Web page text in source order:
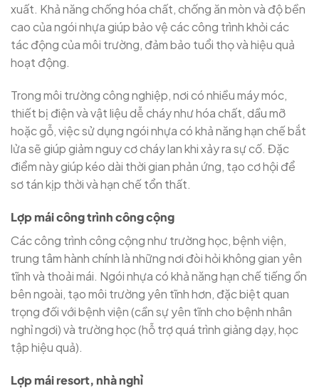
xuất. Khả năng chống hóa chất, chống ăn mòn và độ bền
cao của ngói nhựa giúp bảo vệ các công trình khỏi các
tác động của môi trường, đảm bảo tuổi thọ và hiệu quả
hoạt động.
Trong môi trường công nghiệp, nơi có nhiều máy móc,
thiết bị điện và vật liệu dễ cháy như hóa chất, dầu mỡ
hoặc gỗ, việc sử dụng ngói nhựa có khả năng hạn chế bắt
lửa sẽ giúp giảm nguy cơ cháy lan khi xảy ra sự cố. Đặc
điểm này giúp kéo dài thời gian phản ứng, tạo cơ hội để
sơ tán kịp thời và hạn chế tổn thất.
Lợp mái công trình công cộng
Các công trình công cộng như trường học, bệnh viện,
trung tâm hành chính là những nơi đòi hỏi không gian yên
tĩnh và thoải mái. Ngói nhựa có khả năng hạn chế tiếng ồn
bên ngoài, tạo môi trường yên tĩnh hơn, đặc biệt quan
trọng đối với bệnh viện (cần sự yên tĩnh cho bệnh nhân
nghỉ ngơi) và trường học (hỗ trợ quá trình giảng dạy, học
tập hiệu quả).
Lợp mái resort, nhà nghỉ